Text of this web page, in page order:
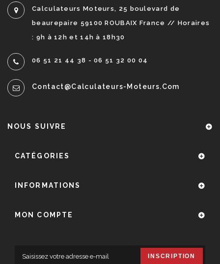
Calculateurs Moteurs, 25 boulevard de
beaurepaire 59100 ROUBAIX France // Horaires
: 9h à 12h et 14h à 18h30
06 51 21 44 38 - 06 51 32 00 04
Contact@calculateurs-Moteurs.com
NOUS SUIVRE
CATÉGORIES
INFORMATIONS
MON COMPTE
INSCRIPTION